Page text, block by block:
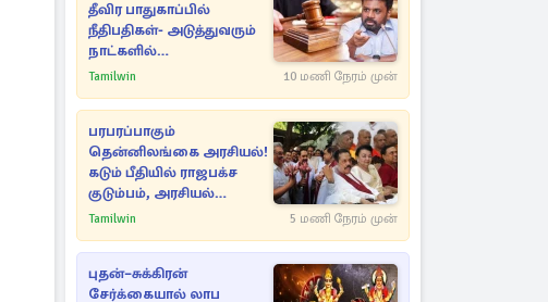
தீவிர பாதுகாப்பில்
நீதிபதிகள்- அடுத்துவரும்
நாட்களில்
அம்பலமாகவுள்ள ரகசியம்
Tamilwin 10 மணி நேரம் முன்
பரபரப்பாகும்
தென்னிலங்கை அரசியல்!
கடும் பீதியில் ராஜபக்ச
குடும்பம், அரசியல்
நட்புகள்
Tamilwin 5 மணி நேரம் முன்
புதன்–சுக்கிரன்
சேர்க்கையால் லாப